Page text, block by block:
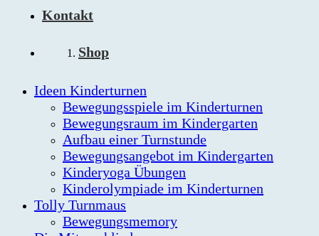
Kontakt
Shop
Ideen Kinderturnen
Bewegungsspiele im Kinderturnen
Bewegungsraum im Kindergarten
Aufbau einer Turnstunde
Bewegungsangebot im Kindergarten
Kinderyoga Übungen
Kinderolympiade im Kinderturnen
Tolly Turnmaus
Bewegungsmemory